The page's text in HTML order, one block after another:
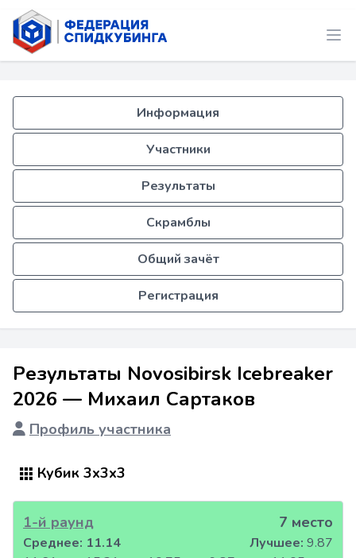
Информация
Участники
Результаты
Скрамблы
Общий зачёт
Регистрация
Результаты Novosibirsk Icebreaker
2026 — Михаил Сартаков
Профиль участника
Кубик 3x3x3
1-й раунд 7 место
Среднее: 11.14 Лучшее: 9.87